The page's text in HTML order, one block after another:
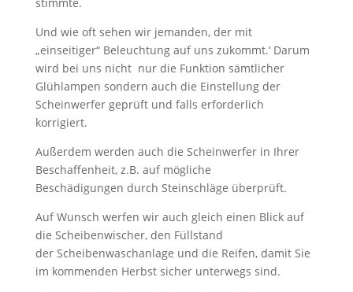
Und wie oft sehen wir jemanden, der mit
„einseitiger“ Beleuchtung auf uns zukommt.‘ Darum
wird bei uns nicht nur die Funktion sämtlicher
Glühlampen sondern auch die Einstellung der
Scheinwerfer geprüft und falls erforderlich
korrigiert.
Außerdem werden auch die Scheinwerfer in Ihrer
Beschaffenheit, z.B. auf mögliche
Beschädigungen durch Steinschläge überprüft.
Auf Wunsch werfen wir auch gleich einen Blick auf
die Scheibenwischer, den Füllstand
der Scheibenwaschanlage und die Reifen, damit Sie
im kommenden Herbst sicher unterwegs sind.